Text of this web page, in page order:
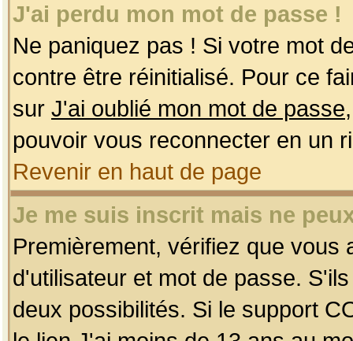
J'ai perdu mon mot de passe !
Ne paniquez pas ! Si votre mot
contre être réinitialisé. Pour ce
sur J'ai oublié mon mot de passe
pouvoir vous reconnecter en un
Revenir en haut de page
Je me suis inscrit mais ne
Premièrement, vérifiez que
d'utilisateur et mot de passe.
deux possibilités. Si le support